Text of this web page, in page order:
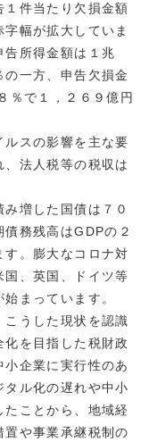
件当たり欠損金額
幅が拡大していま
所得金額は１兆
一方、申告欠損金
％で１，２６９億円
スの影響を主な要
法人税等の税収は
増した国債は７０
務残高はGDPの２
。膨大なコロナ対
、英国、ドイツ等
まっています。
うした現状を認識
を目指した税財政
企業に実行性のあ
ル化の遅れや中小
ことから、地域経
や事業承継税制の